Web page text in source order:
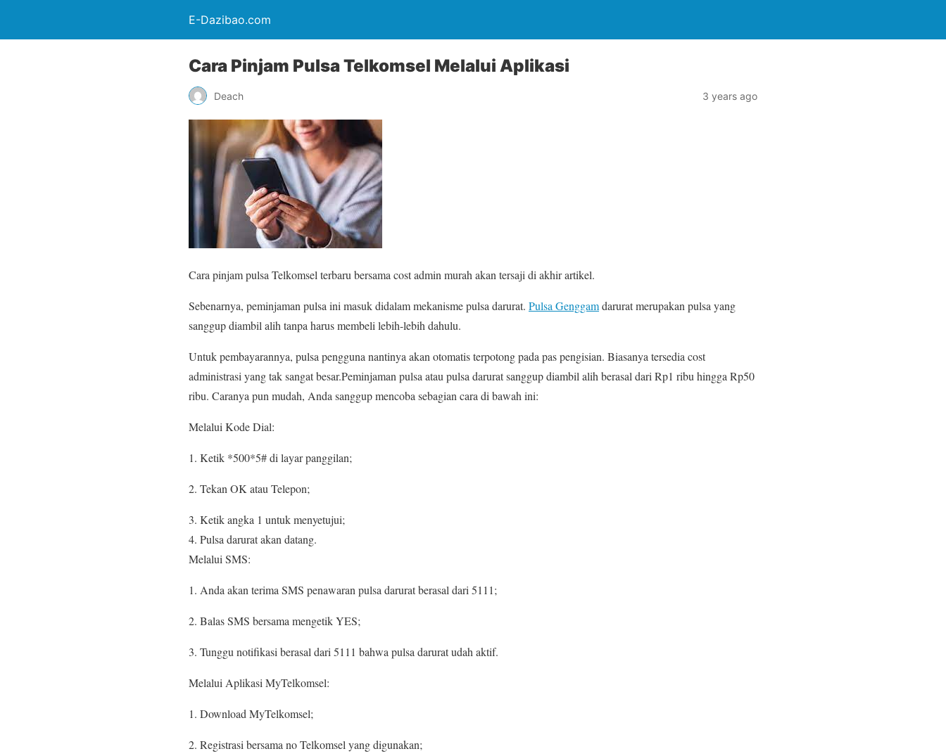
E-Dazibao.com
Cara Pinjam Pulsa Telkomsel Melalui Aplikasi
Deach 3 years ago
Cara pinjam pulsa Telkomsel terbaru bersama cost admin murah akan tersaji di akhir artikel.
Sebenarnya, peminjaman pulsa ini masuk didalam mekanisme pulsa darurat. Pulsa Genggamdarurat merupakan pulsa yang
sanggup diambil alih tanpa harus membeli lebih-lebih dahulu.
Untuk pembayarannya, pulsa pengguna nantinya akan otomatis terpotong pada pas pengisian. Biasanya tersedia cost
administrasi yang tak sangat besar.Peminjaman pulsa atau pulsa darurat sanggup diambil alih berasal dari Rp1 ribu hingga Rp50
ribu. Caranya pun mudah, Anda sanggup mencoba sebagian cara di bawah ini:
Melalui Kode Dial:
1. Ketik *500*5# di layar panggilan;
2. Tekan OK atau Telepon;
3. Ketik angka 1 untuk menyetujui;
4. Pulsa darurat akan datang.
Melalui SMS:
1. Anda akan terima SMS penawaran pulsa darurat berasal dari 5111;
2. Balas SMS bersama mengetik YES;
3. Tunggu notifikasi berasal dari 5111 bahwa pulsa darurat udah aktif.
Melalui Aplikasi MyTelkomsel:
1. Download MyTelkomsel;
2. Registrasi bersama no Telkomsel yang digunakan;